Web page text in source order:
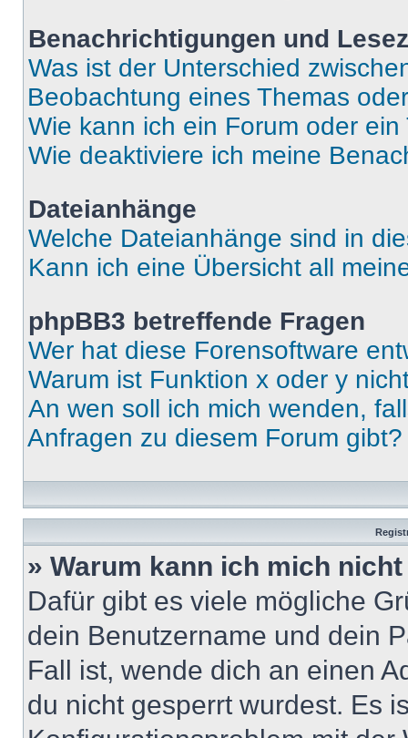
Benachrichtigungen und
Was ist der Unterschied
Beobachtung eines Themas
Wie kann ich ein Forum oder
Wie deaktiviere ich meine
Dateianhänge
Welche Dateianhänge sind in
Kann ich eine Übersicht all
phpBB3 betreffende Fragen
Wer hat diese Forensoftware
Warum ist Funktion x oder y
An wen soll ich mich wenden,
Anfragen zu diesem Forum gibt?
» Warum kann ich mich
Dafür gibt es viele mögliche
dein Benutzername und dein
Fall ist, wende dich an einen
du nicht gesperrt wurdest. Es